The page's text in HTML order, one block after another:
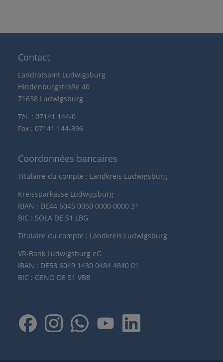
Contact
Landratsamt Ludwigsburg
Hindenburgstraße 40
71638 Ludwigsburg
Tél. : 07141 144-0
Fax : 07141 144-396
Coordonnées bancaires
Titulaire du compte : Landkreis Ludwigsburg
Kreissparkasse Ludwigsburg
IBAN : DE44 6045 0050 0000 0000 31
BIC : SOLA DE S1 LBG
Titulaire du compte : Landkreis Ludwigsburg
VR-Bank Ludwigsburg eG
IBAN : DE58 6049 1430 0484 4840 01
BIC : GENO DE S1 VBB